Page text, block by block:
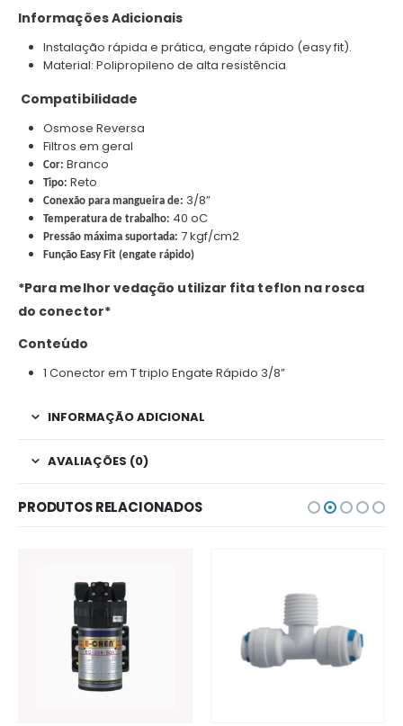
Informações Adicionais
Instalação rápida e prática, engate rápido (easy fit).
Material: Polipropileno de alta resistência
Compatibilidade
Osmose Reversa
Filtros em geral
Cor: Branco
Tipo: Reto
Conexão para mangueira de: 3/8”
Temperatura de trabalho: 40 oC
Pressão máxima suportada: 7 kgf/cm2
Função Easy Fit (engate rápido)
*Para melhor vedação utilizar fita teflon na rosca
do conector*
Conteúdo
1 Conector em T triplo Engate Rápido 3/8”
INFORMAÇÃO ADICIONAL
AVALIAÇÕES (0)
PRODUTOS RELACIONADOS